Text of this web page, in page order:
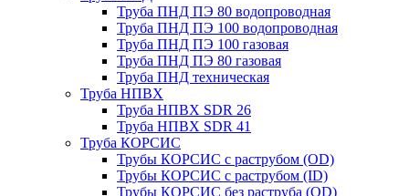
Труба ПНД ПЭ 80 водопроводная
Труба ПНД ПЭ 100 водопроводная
Труба ПНД ПЭ 100 газовая
Труба ПНД ПЭ 80 газовая
Труба ПНД техническая
Труба НПВХ
Труба НПВХ SDR 26
Труба НПВХ SDR 41
Труба КОРСИС
Трубы КОРСИС с раструбом (OD)
Трубы КОРСИС с раструбом (ID)
Трубы КОРСИС без раструба (OD)